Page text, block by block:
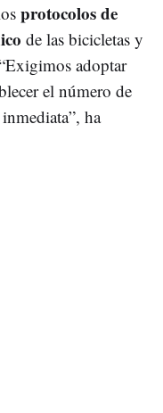
protocolos de
de las bicicletas y
adoptar
el número de
ha